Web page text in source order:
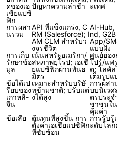
ดของเอ
เชียแปซิ
ฟิก
ปัญหาความล่าช้า
ะเทศ
การผสา
นรวม
API ที่แข็งแกร่ง, C
RM (Salesforce); I
AM CLM สำหรับว
งจรชีวิต
AI-Hub,
nd,
App/
แบบฝัง
การเก็บ
รักษาข้อ
มูล
เน้นสหรัฐอเมริกา/
สหภาพยุโรป; เอเชี
ยแปซิฟิกผ่านพันธ
มิตร
ศูนย์ฮ่อง
โปร์/แฟ
ต; โลคั
เต็มรูปแ
ข้อได้เป
รียบของ
เกาหลี-
จีน
เหมาะสำหรับบริษั
ทข้ามชาติ; ปรับแต่
งได้สูง
การผสา
บบนิเว
ตรประจ
ชาชนใ
คุ้มค่า
ข้อเสีย
ต้นทุนที่สูงขึ้น การ
ตั้งค่าเอเชียแปซิฟิก
ที่ซับซ้อน
การรับ
ะดับโลก